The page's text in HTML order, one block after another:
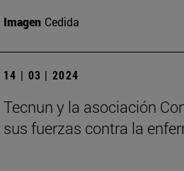
Imagen Cedida
14 | 03 | 2024
Tecnun y la asociación
sus fuerzas contra la